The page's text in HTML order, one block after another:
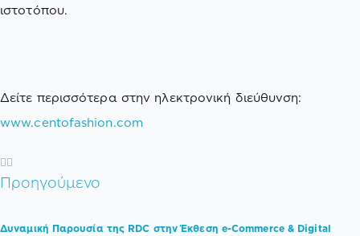
ιστοτόπου.
Δείτε περισσότερα στην ηλεκτρονική διεύθυνση:
www.centofashion.com
Προηγούμενο
Δυναμική Παρουσία της RDC στην Έκθεση e-Commerce & Digital